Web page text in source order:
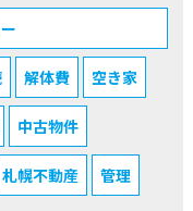
解体費 空き家
中古物件
札幌不動産 管理